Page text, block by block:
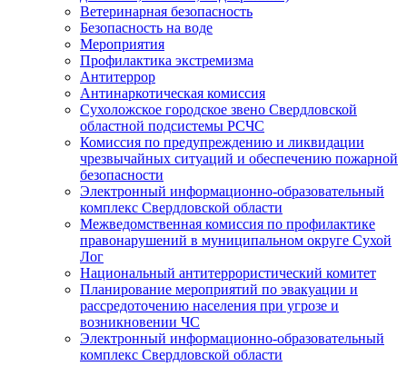
Ветеринарная безопасность
Безопасность на воде
Мероприятия
Профилактика экстремизма
Антитеррор
Антинаркотическая комиссия
Сухоложское городское звено Свердловской
областной подсистемы РСЧС
Комиссия по предупреждению и ликвидации
чрезвычайных ситуаций и обеспечению пожарной
безопасности
Электронный информационно-образовательный
комплекс Cвердловской области
Межведомственная комиссия по профилактике
правонарушений в муниципальном округе Сухой
Лог
Национальный антитеррористический комитет
Планирование мероприятий по эвакуации и
рассредоточению населения при угрозе и
возникновении ЧС
Электронный информационно-образовательный
комплекс Свердловской области